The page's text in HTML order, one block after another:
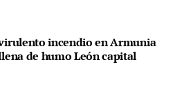
incendio en Armunia
de humo León capital